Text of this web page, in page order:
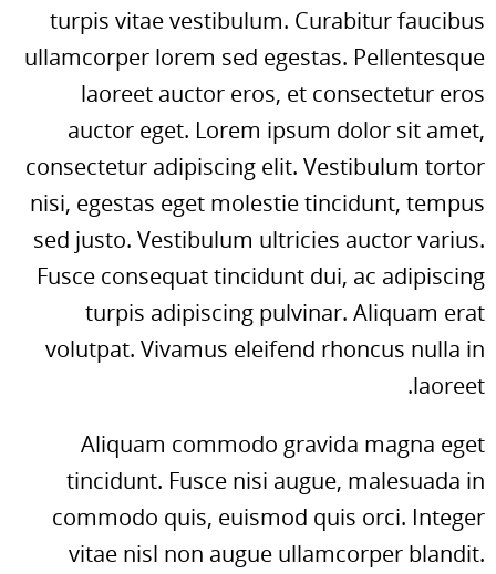
turpis vitae vestibulum. Curabitur faucibus
ullamcorper lorem sed egestas. Pellentesque
laoreet auctor eros, et consectetur eros
auctor eget. Lorem ipsum dolor sit amet,
consectetur adipiscing elit. Vestibulum tortor
nisi, egestas eget molestie tincidunt, tempus
sed justo. Vestibulum ultricies auctor varius.
Fusce consequat tincidunt dui, ac adipiscing
turpis adipiscing pulvinar. Aliquam erat
volutpat. Vivamus eleifend rhoncus nulla in
laoreet.
Aliquam commodo gravida magna eget
tincidunt. Fusce nisi augue, malesuada in
commodo quis, euismod quis orci. Integer
vitae nisl non augue ullamcorper blandit.